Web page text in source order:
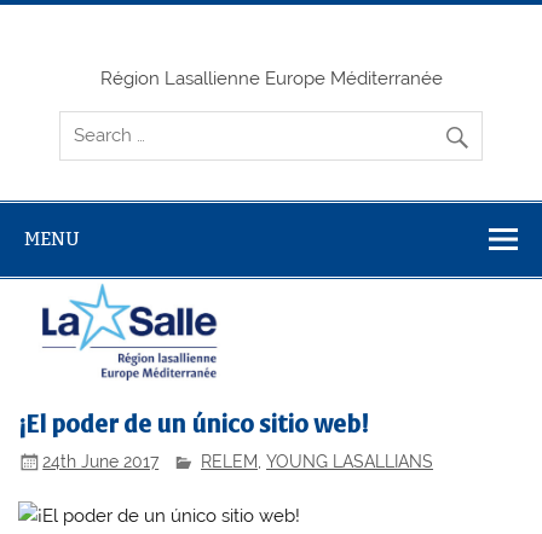
Skip
Région Lasallienne Europe Méditerranée
MENU
¡El poder de un único sitio web!
24th June 2017 RELEM ,YOUNG LASALLIANS